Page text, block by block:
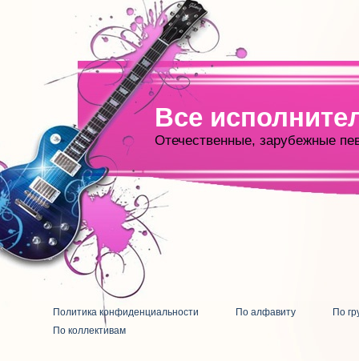
Все
Отечественные, зарубежные
Политика конфиденциальности По алфавиту
По
По коллективам